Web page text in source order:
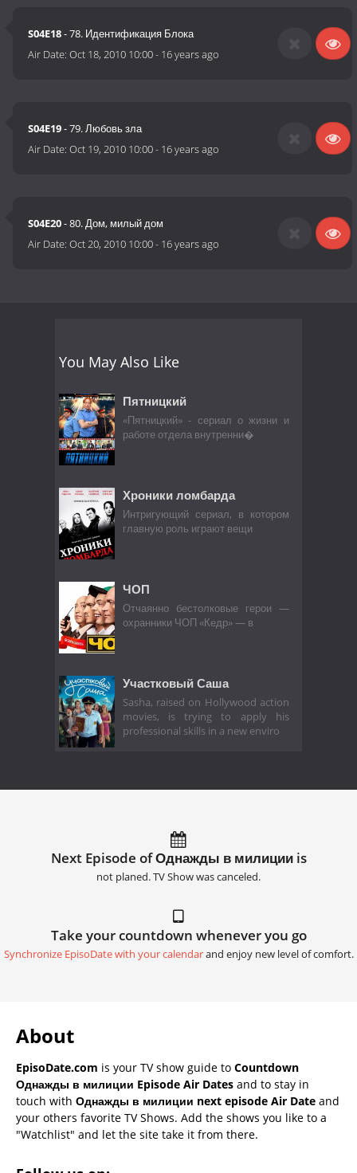
S04E18- 78. Идентификация Блока
Air Date:Oct 18, 2010 10:00- 16 years ago
S04E19- 79. Любовь зла
Air Date:Oct 19, 2010 10:00- 16 years ago
S04E20- 80. Дом, милый дом
Air Date:Oct 20, 2010 10:00- 16 years ago
You May Also Like
Пятницкий
«Пятницкий» - сериал о жизни и
работе отдела внутренни�
Хроники ломбарда
Интригующий сериал, в котором
главную роль играют вещи
ЧОП
Отчаянно бестолковые герои —
охранники ЧОП «Кедр» — в
Участковый Саша
Sasha, raised on Hollywood action
movies, is trying to apply his
professional skills in a new enviro
Next Episode of Однажды в милиции is
not planed. TV Show was canceled.
Take your countdown whenever you go
Synchronize EpisoDate with your calendarand enjoy new level of comfort.
About
EpisoDate.com is your TV show guide to Countdown
Однажды в милиции Episode Air Dates and to stay in
touch with Однажды в милиции next episode Air Date and
your others favorite TV Shows. Add the shows you like to a
"Watchlist" and let the site take it from there.